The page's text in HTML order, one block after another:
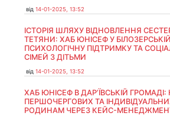
від 14-01-2025, 13:52
ІСТОРІЯ ШЛЯХУ ВІДНОВЛЕННЯ
ТЕТЯНИ: ХАБ ЮНІСЕФ У
ПСИХОЛОГІЧНУ ПІДТРИМКУ ТА
СІМЕЙ З ДІТЬМИ
від 14-01-2025, 13:52
ХАБ ЮНІСЕФ В ДАР’ЇВСЬКІЙ
ПЕРШОЧЕРГОВИХ ТА
РОДИНАМ ЧЕРЕЗ КЕЙС-